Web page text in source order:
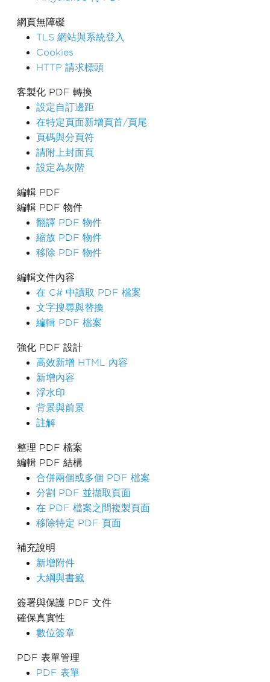
網頁無障礙
TLS 網站與系統登入
Cookies
HTTP 請求標頭
客製化 PDF 轉換
設定自訂邊距
在特定頁面新增頁首/頁尾
頁碼與分頁符
請附上封面頁
設定為灰階
編輯 PDF
編輯 PDF 物件
翻譯 PDF 物件
縮放 PDF 物件
移除 PDF 物件
編輯文件內容
在 C# 中讀取 PDF 檔案
文字搜尋與替換
編輯 PDF 檔案
強化 PDF 設計
高效新增 HTML 內容
新增內容
浮水印
背景與前景
註解
整理 PDF 檔案
編輯 PDF 結構
合併兩個或多個 PDF 檔案
分割 PDF 並擷取頁面
在 PDF 檔案之間複製頁面
移除特定 PDF 頁面
補充說明
新增附件
大綱與書籤
簽署與保護 PDF 文件
確保真實性
數位簽章
PDF 表單管理
PDF 表單